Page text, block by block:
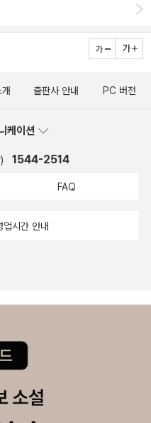
있던 지원이는 친구들의 손
군가로부터 상처를 받는다. 지
한다. 상처를 입은 그 순간에
않을 정도로 먹먹하고, 처음 겪
단해지느냐이다. 푸른 나
이 작품에는 이런 아이들의 아
것이다. 작가는 평범하고 명
정의 격랑에 휘말리면 혼자서
도 한다는 걸 작품 속에 자연
으며 누구도 지원의 편이 되지
을 하는 지 알 수 없는 데요. 소
생각을 갖게 해주었어요.
출판사 안내 PC 버전
케이션
1544-2514
FAQ
업시간 안내